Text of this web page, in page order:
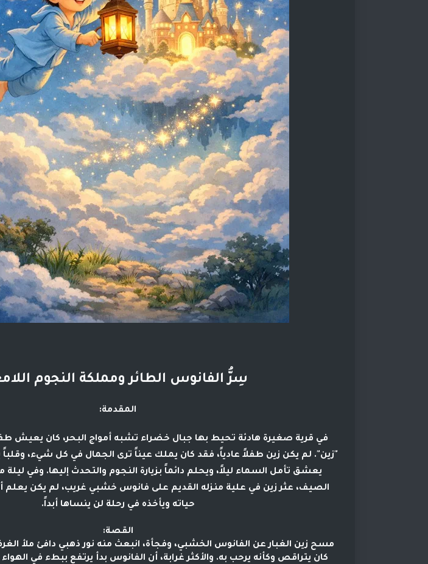
سِرُّ الفانوس الطائر ومملكة النجوم
المقدمة:
في قرية صغيرة هادئة تحيط بها جبال خضراء تشبه أمواج البحر، كان
"زين". لم يكن زين طفلاً عادياً، فقد كان يملك عيناً ترى الجمال في كل شيء،
يعشق تأمل السماء ليلاً، ويحلم دائماً بزيارة النجوم والتحدث إليها. وفي
الصيف، عثر زين في علية منزله القديم على فانوس خشبي غريب، لم يكن يعلم
حياته ويأخذه في رحلة لن ينساها أبداً.
القصة:
مسح زين الغبار عن الفانوس الخشبي، وفجأة، انبعث منه نور ذهبي دافئ ملأ
كان يتراقص وكأنه يرحب به. والأكثر غرابة، أن الفانوس بدأ يرتفع ببطء في